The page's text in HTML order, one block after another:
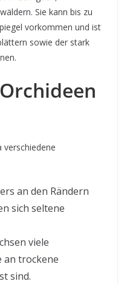
Sie kann bis zu
vorkommen und ist
sowie der stark
verschiedene
an den Rändern
sich seltene
viele
an trockene
sind.